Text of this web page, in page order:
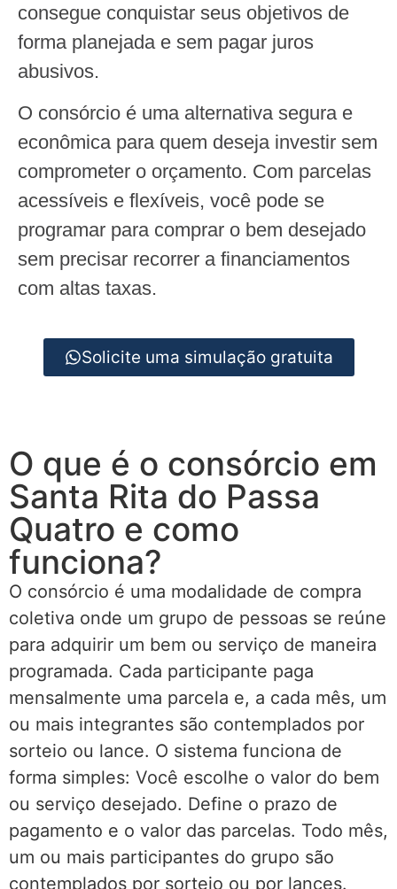
consegue conquistar seus objetivos de
forma planejada e sem pagar juros
abusivos.
O consórcio é uma alternativa segura e
econômica para quem deseja investir sem
comprometer o orçamento. Com parcelas
acessíveis e flexíveis, você pode se
programar para comprar o bem desejado
sem precisar recorrer a financiamentos
com altas taxas.
Solicite uma simulação gratuita
O que é o consórcio em
Santa Rita do Passa
Quatro e como
funciona?
O consórcio é uma modalidade de compra
coletiva onde um grupo de pessoas se reúne
para adquirir um bem ou serviço de maneira
programada. Cada participante paga
mensalmente uma parcela e, a cada mês, um
ou mais integrantes são contemplados por
sorteio ou lance. O sistema funciona de
forma simples: Você escolhe o valor do bem
ou serviço desejado. Define o prazo de
pagamento e o valor das parcelas. Todo mês,
um ou mais participantes do grupo são
contemplados por sorteio ou por lances.